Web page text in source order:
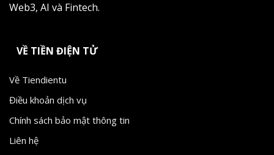
Web3, AI và Fintech.
VỀ TIỀN ĐIỆN TỬ
Về Tiendientu
Điều khoản dịch vụ
Chính sách bảo mật thông tin
Liên hệ